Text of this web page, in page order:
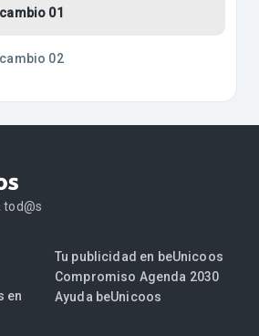
01
02
tod@s
en
Tu publicidad en beUnicoos
Compromiso Agenda 2030
Ayuda beUnicoos